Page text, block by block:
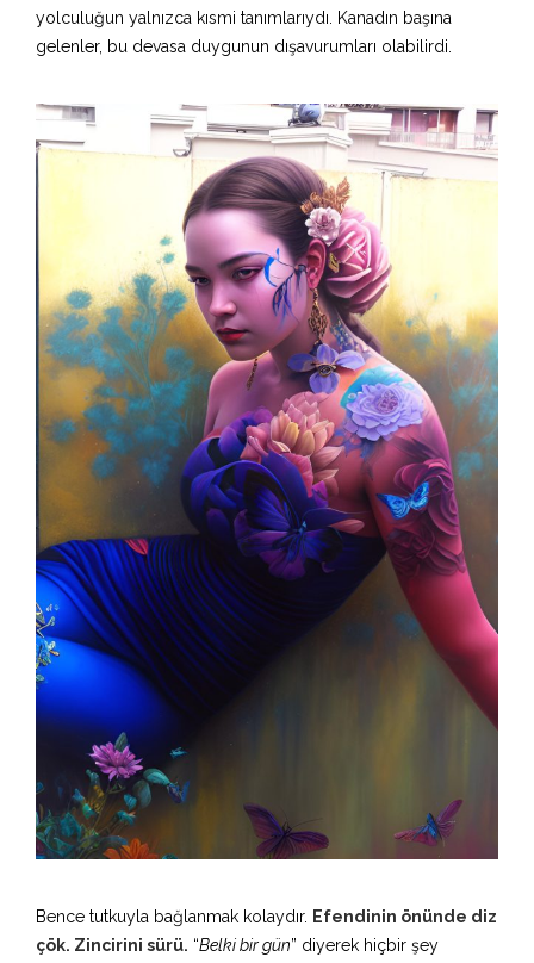
yolculuğun yalnızca kısmi tanımlarıydı. Kanadın başına
gelenler, bu devasa duygunun dışavurumları olabilirdi.
Bence tutkuyla bağlanmak kolaydır. Efendinin önünde diz
çök. Zincirini sürü. “Belki bir gün” diyerek hiçbir şey